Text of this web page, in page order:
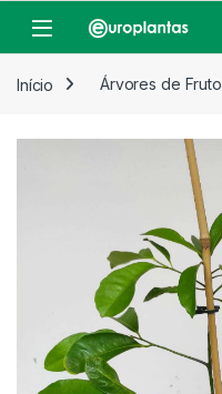
Open
Início Árvores de Fruto